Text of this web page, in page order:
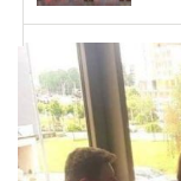
SANATATE
SPORT
SPECIAL
POLITIC